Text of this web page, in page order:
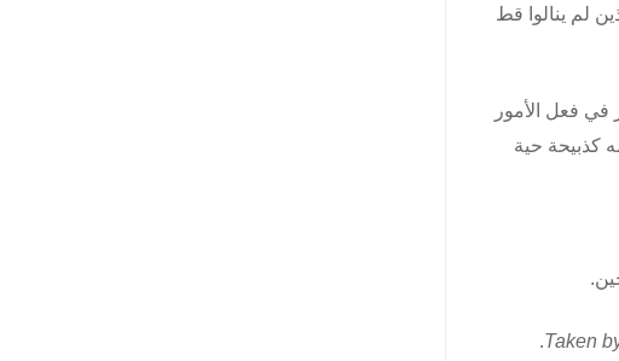
لم ينالوا قط
في فعل الأمور
كذبيحة حية
Taken
.